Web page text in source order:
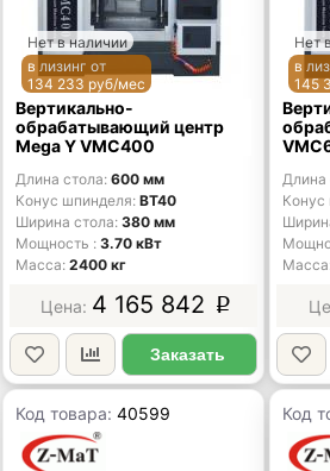
Нет в наличии
в лизинг от
134 233 руб/мес
Вертикально-
обрабатывающий центр
Mega Y VMC400
Длина стола 600 мм
Конус шпинделя BT40
Ширина стола 380 мм
Мощность
3.70 кВт
Масса 2400 кг
4 165 842 p
Заказать
Нет
в
145
Длина
Конус
Масса
Код товара:40599 Код